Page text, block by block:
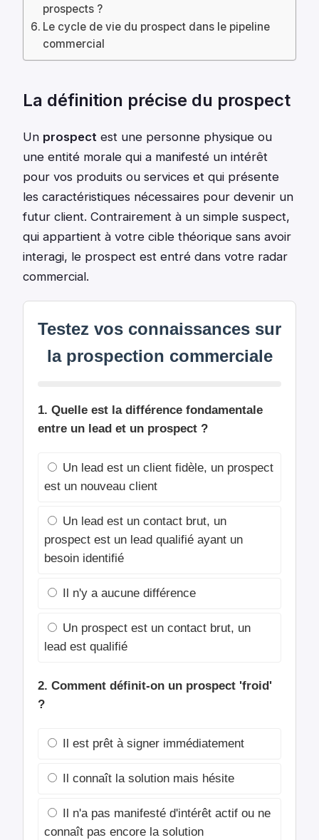
prospects ?
Le cycle de vie du prospect dans le pipeline
commercial
La définition précise du prospect
Un prospect est une personne physique ou
une entité morale qui a manifesté un intérêt
pour vos produits ou services et qui présente
les caractéristiques nécessaires pour devenir un
futur client. Contrairement à un simple suspect,
qui appartient à votre cible théorique sans avoir
interagi, le prospect est entré dans votre radar
commercial.
Testez vos connaissances sur
la prospection commerciale
1. Quelle est la différence fondamentale
entre un lead et un prospect ?
Un lead est un client fidèle, un prospect
est un nouveau client
Un lead est un contact brut, un
prospect est un lead qualifié ayant un
besoin identifié
Il n'y a aucune différence
Un prospect est un contact brut, un
lead est qualifié
2. Comment définit-on un prospect 'froid'
?
Il est prêt à signer immédiatement
Il connaît la solution mais hésite
Il n'a pas manifesté d'intérêt actif ou ne
connaît pas encore la solution